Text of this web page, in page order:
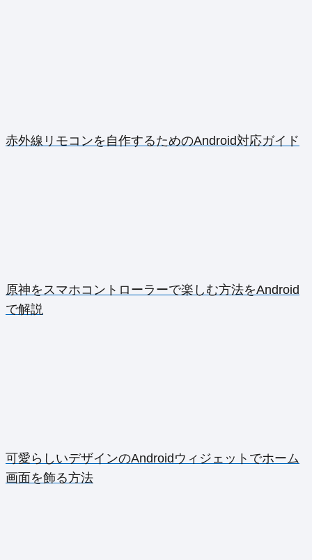
赤外線リモコンを自作するためのAndroid対応ガイド
原神をスマホコントローラーで楽しむ方法をAndroid
で解説
可愛らしいデザインのAndroidウィジェットでホーム
画面を飾る方法